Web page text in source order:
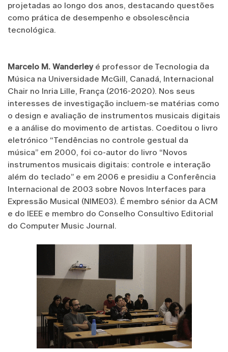
projetadas ao longo dos anos, destacando questões
como prática de desempenho e obsolescência
tecnológica.
Marcelo M. Wanderleyé professor de Tecnologia da
Música na Universidade McGill, Canadá, Internacional
Chair no Inria Lille, França (2016-2020). Nos seus
interesses de investigação incluem-se matérias como
o design e avaliação de instrumentos musicais digitais
e a análise do movimento de artistas. Coeditou o livro
eletrónico “Tendências no controle gestual da
música” em 2000, foi co-autor do livro “Novos
instrumentos musicais digitais: controle e interação
além do teclado” e em 2006 e presidiu a Conferência
Internacional de 2003 sobre Novos Interfaces para
Expressão Musical (NIME03). É membro sénior da ACM
e do IEEE e membro do Conselho Consultivo Editorial
do Computer Music Journal.